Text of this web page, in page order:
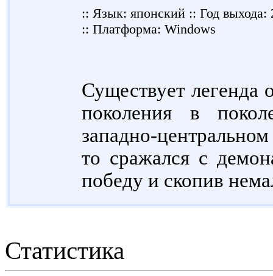
:: Язык: японский :: Год выхода:
:: Платформа: Windows
Существует легенда
поколения в
западно-
то сражался с
победу и скопив
Статистика